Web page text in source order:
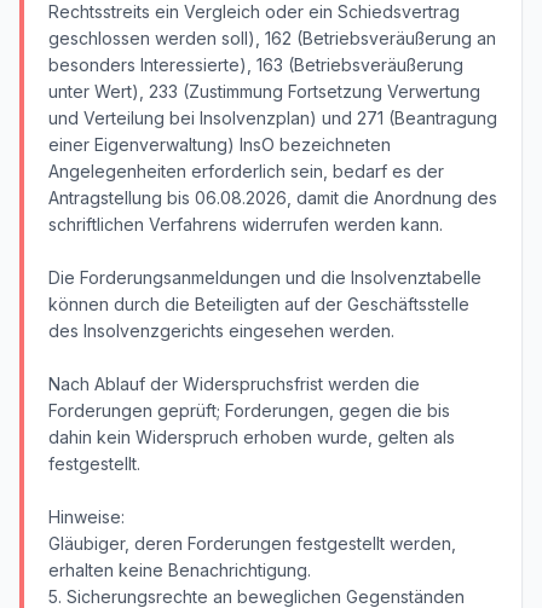
Rechtsstreits ein Vergleich oder ein Schiedsvertrag
geschlossen werden soll), 162 (Betriebsveräußerung an
besonders Interessierte), 163 (Betriebsveräußerung
unter Wert), 233 (Zustimmung Fortsetzung Verwertung
und Verteilung bei Insolvenzplan) und 271 (Beantragung
einer Eigenverwaltung) InsO bezeichneten
Angelegenheiten erforderlich sein, bedarf es der
Antragstellung bis 06.08.2026, damit die Anordnung des
schriftlichen Verfahrens widerrufen werden kann.
Die Forderungsanmeldungen und die Insolvenztabelle
können durch die Beteiligten auf der Geschäftsstelle
des Insolvenzgerichts eingesehen werden.
Nach Ablauf der Widerspruchsfrist werden die
Forderungen geprüft; Forderungen, gegen die bis
dahin kein Widerspruch erhoben wurde, gelten als
festgestellt.
Hinweise:
Gläubiger, deren Forderungen festgestellt werden,
erhalten keine Benachrichtigung.
5. Sicherungsrechte an beweglichen Gegenständen